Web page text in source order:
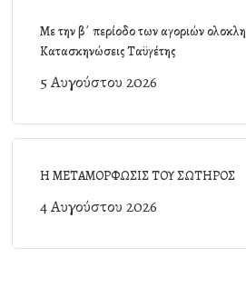
Με την β΄ περίοδο των αγοριών
Κατασκηνώσεις Ταϋγέτης
5 Αυγούστου 2026
Η ΜΕΤΑΜΟΡΦΩΣΙΣ ΤΟΥ ΣΩΤΗΡΟΣ
4 Αυγούστου 2026